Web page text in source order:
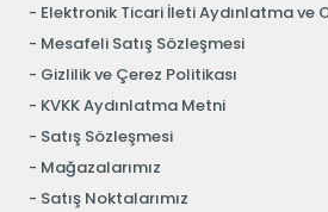
Elektronik Ticari İleti Aydınlatma ve
Mesafeli Satış Sözleşmesi
Gizlilik ve Çerez Politikası
KVKK Aydınlatma Metni
Satış Sözleşmesi
Mağazalarımız
Satış Noktalarımız